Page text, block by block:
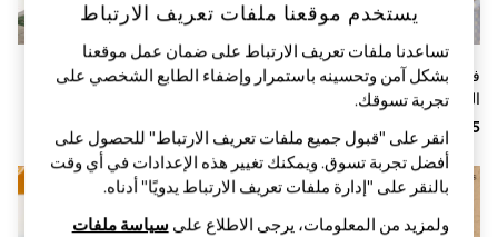
Dresses
Occasionwear
Linen Collection
Tops & T-Shirts
Cover Ups & Kaftans
Swimwear
Jumpsuits & Playsuits
Beachwear
Trousers
فستان قصير بحمالات وربطة على
الكتف من Lipsy
فستان ماكسي بطبعة موضعيّة
يستخدم موقعنا ملفات تعريف الارتباط
تساعدنا ملفات تعريف الارتباط على ضمان عمل موقعنا
بشكل آمن وتحسينه باستمرار وإضفاء الطابع الشخصي على
تجربة تسوقك.‏
انقر على "قبول جميع ملفات تعريف الارتباط" للحصول على
أفضل تجربة تسوق. ويمكنك تغيير هذه الإعدادات في أي وقت
بالنقر على "إدارة ملفات تعريف الارتباط يدويًا" أدناه.
ولمزيد من المعلومات، يرجى الاطلاع على سياسة ملفات